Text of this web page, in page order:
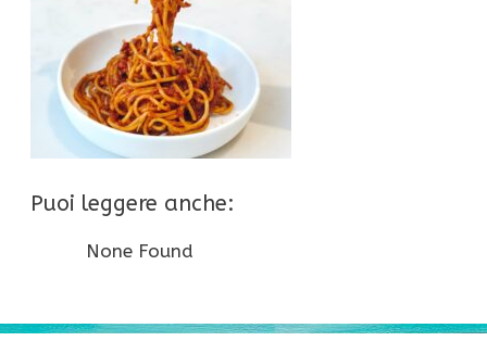
Puoi leggere anche:
None Found